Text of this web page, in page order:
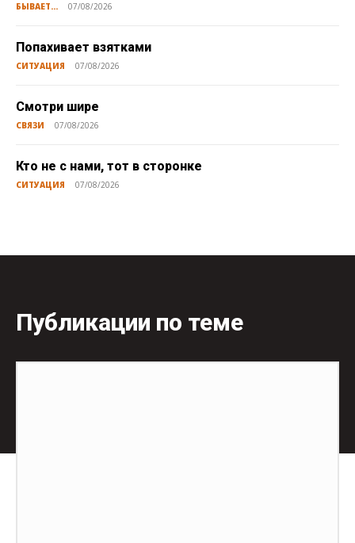
БЫВАЕТ... 07/08/2026
Попахивает взятками
СИТУАЦИЯ 07/08/2026
Смотри шире
СВЯЗИ 07/08/2026
Кто не с нами, тот в сторонке
СИТУАЦИЯ 07/08/2026
Публикации по теме